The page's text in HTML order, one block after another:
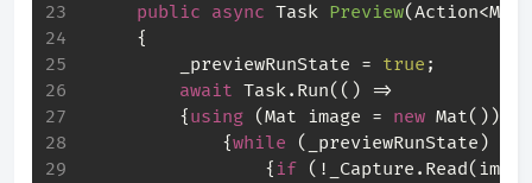
public async Task Preview(
     {
         _previewRunState =
true ;
await Task.Run(() =>
         {
using (Mat image = new Mat())
             {
while (_previewRunState)
                 {
if